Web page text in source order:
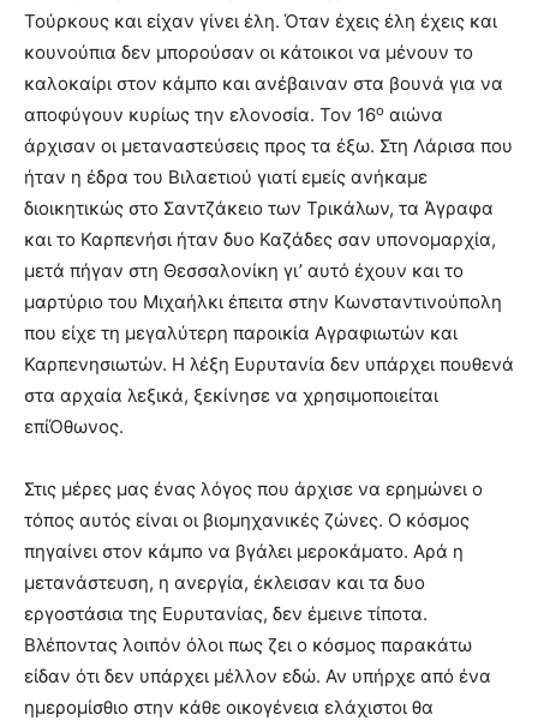
Τούρκους και είχαν γίνει έλη. Όταν έχεις έλη έχεις και
κουνούπια δεν μπορούσαν οι κάτοικοι να μένουν το
καλοκαίρι στον κάμπο και ανέβαιναν στα βουνά για να
αποφύγουν κυρίως την ελονοσία. Τον 16ο αιώνα
άρχισαν οι μεταναστεύσεις προς τα έξω. Στη Λάρισα που
ήταν η έδρα του Βιλαετιού γιατί εμείς ανήκαμε
διοικητικώς στο Σαντζάκειο των Τρικάλων, τα Άγραφα
και το Καρπενήσι ήταν δυο Καζάδες σαν υπονομαρχία,
μετά πήγαν στη Θεσσαλονίκη γι’ αυτό έχουν και το
μαρτύριο του Μιχαήλκι έπειτα στην Κωνσταντινούπολη
που είχε τη μεγαλύτερη παροικία Αγραφιωτών και
Καρπενησιωτών. Η λέξη Ευρυτανία δεν υπάρχει πουθενά
στα αρχαία λεξικά, ξεκίνησε να χρησιμοποιείται
επίΌθωνος.
Στις μέρες μας ένας λόγος που άρχισε να ερημώνει ο
τόπος αυτός είναι οι βιομηχανικές ζώνες. Ο κόσμος
πηγαίνει στον κάμπο να βγάλει μεροκάματο. Αρά η
μετανάστευση, η ανεργία, έκλεισαν και τα δυο
εργοστάσια της Ευρυτανίας, δεν έμεινε τίποτα.
Βλέποντας λοιπόν όλοι πως ζει ο κόσμος παρακάτω
είδαν ότι δεν υπάρχει μέλλον εδώ. Αν υπήρχε από ένα
ημερομίσθιο στην κάθε οικογένεια ελάχιστοι θα